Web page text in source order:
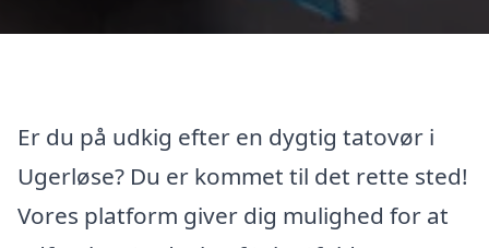
Er du på udkig efter en dygtig tatovør i
Ugerløse? Du er kommet til det rette sted!
Vores platform giver dig mulighed for at